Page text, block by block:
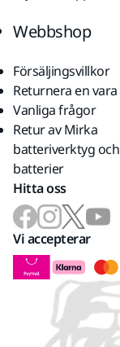
Webbshop
Försäljingsvillkor
Returnera en vara
Vanliga frågor
Retur av Mirka
batteriverktyg och
batterier
Hitta oss
Vi accepterar